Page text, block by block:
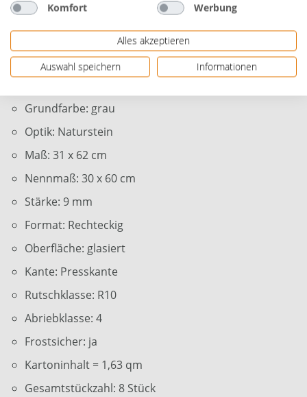
Einsatzbereich: Innen und Außen
Verlegebereich: Boden und Wand
Material: Feinsteinzeug
Grundfarbe: grau
Optik: Naturstein
Maß: 31 x 62 cm
Nennmaß: 30 x 60 cm
Stärke: 9 mm
Format: Rechteckig
Oberfläche: glasiert
Kante: Presskante
Rutschklasse: R10
Abriebklasse: 4
Frostsicher: ja
Kartoninhalt = 1,63 qm
Gesamtstückzahl: 8 Stück
Komfort
Werbung
Alles akzeptieren
Auswahl speichern
Informationen